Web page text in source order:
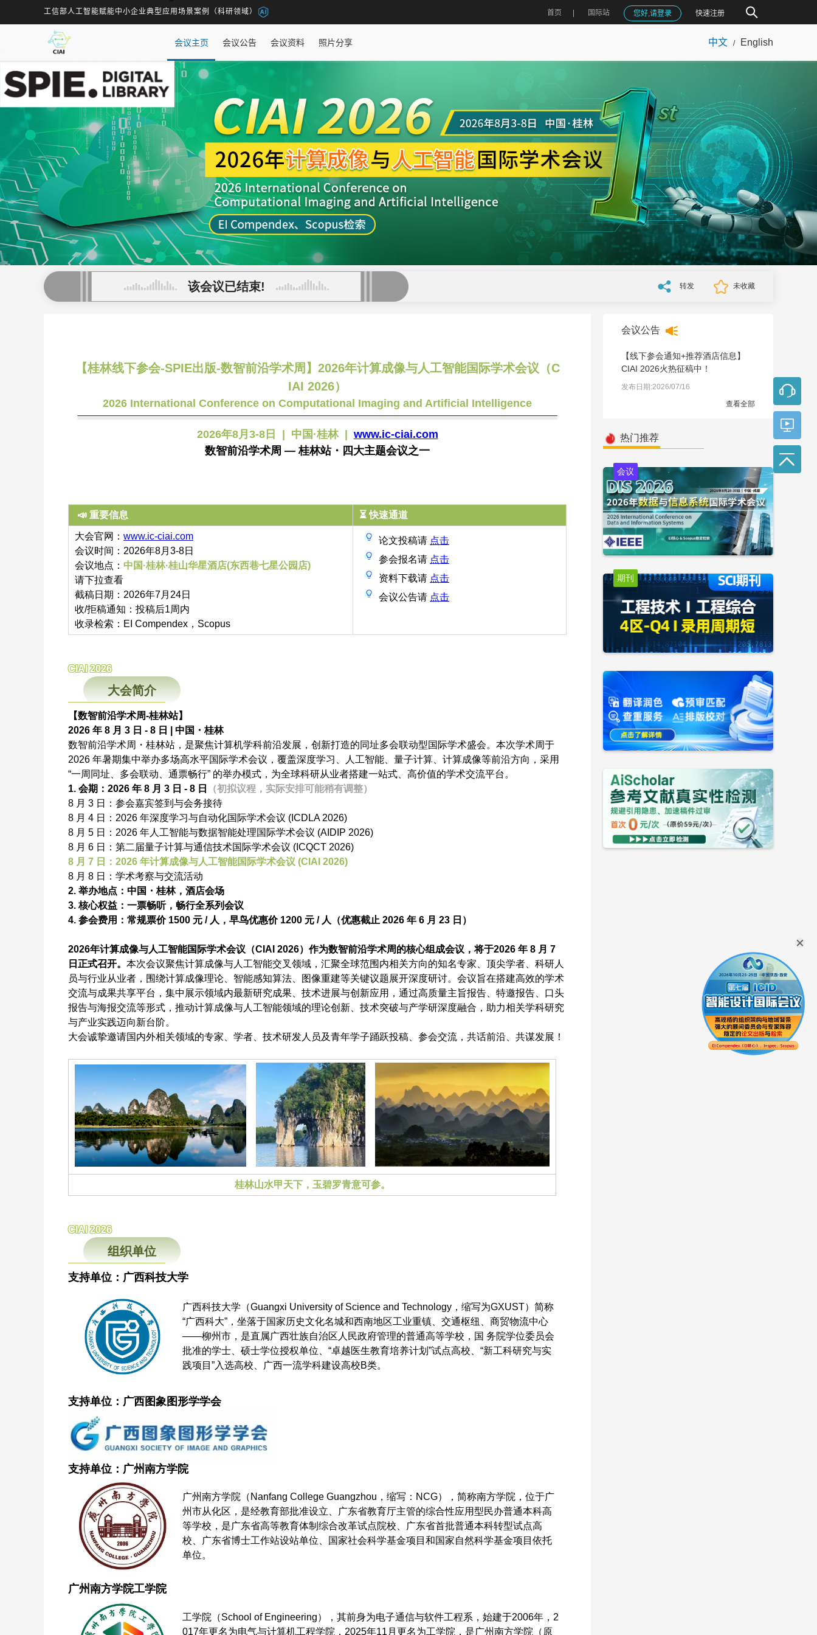
工信部人工智能赋能中小企业典型应用场景案例（科研领域） 首页 国际站 您好,请登录 快速注册
会议主页 会议公告 会议资料 照片分享 中文 / English
该会议已结束! 转发 未收藏
【桂林线下参会-SPIE出版-数智前沿学术周】2026年计算成像与人工智能国际学术会议（C
IAI 2026）
2026 International Conference on Computational Imaging and Artificial Intelligence
2026年8月3-8日 | 中国·桂林 | www.ic-ciai.com
数智前沿学术周 — 桂林站・四大主题会议之一
📣 重要信息 ⏳ 快速通道
大会官网： www.ic-ciai.com
会议时间：2026年8月3-8日
会议地点： 中国·桂林·桂山华星酒店(东西巷七星公园店)
请下拉查看
截稿日期：2026年7月24日
收/拒稿通知：投稿后1周内
收录检索：EI Compendex，Scopus
论文投稿请 点击
参会报名请 点击
资料下载请 点击
会议公告请 点击
CIAI 2026
大会简介
【数智前沿学术周-桂林站】
2026 年 8 月 3 日 - 8 日 | 中国・桂林
数智前沿学术周・桂林站，是聚焦计算机学科前沿发展，创新打造的同址多会联动型国际学术盛会。本次学术周于
2026 年暑期集中举办多场高水平国际学术会议，覆盖深度学习、人工智能、量子计算、计算成像等前沿方向，采用
“一周同址、多会联动、通票畅行” 的举办模式，为全球科研从业者搭建一站式、高价值的学术交流平台。
1. 会期：2026 年 8 月 3 日 - 8 日
（初拟议程，实际安排可能稍有调整）
8 月 3 日：参会嘉宾签到与会务接待
8 月 4 日：2026 年深度学习与自动化国际学术会议 (ICDLA 2026)
8 月 5 日：2026 年人工智能与数据智能处理国际学术会议 (AIDIP 2026)
8 月 6 日：第二届量子计算与通信技术国际学术会议 (ICQCT 2026)
8 月 7 日：2026 年计算成像与人工智能国际学术会议 (CIAI 2026)
8 月 8 日：学术考察与交流活动
2. 举办地点：中国・桂林，酒店会场
3. 核心权益：一票畅听，畅行全系列会议
4. 参会费用：常规票价 1500 元 / 人，早鸟优惠价 1200 元 / 人（优惠截止 2026 年 6 月 23 日）
2026年计算成像与人工智能国际学术会议（CIAI 2026）作为数智前沿学术周的核心组成会议，将于2026 年 8 月 7
日正式召开。 本次会议聚焦计算成像与人工智能交叉领域，汇聚全球范围内相关方向的知名专家、顶尖学者、科研人
员与行业从业者，围绕计算成像理论、智能感知算法、图像重建等关键议题展开深度研讨。会议旨在搭建高效的学术
交流与成果共享平台，集中展示领域内最新研究成果、技术进展与创新应用，通过高质量主旨报告、特邀报告、口头
报告与海报交流等形式，推动计算成像与人工智能领域的理论创新、技术突破与产学研深度融合，助力相关学科研究
与产业实践迈向新台阶。
大会诚挚邀请国内外相关领域的专家、学者、技术研发人员及青年学子踊跃投稿、参会交流，共话前沿、共谋发展！
桂林山水甲天下，玉碧罗青意可参。
CIAI 2026
组织单位
支持单位：广西科技大学
广西科技大学（Guangxi University of Science and Technology，缩写为GXUST）简称
“广西科大”，坐落于国家历史文化名城和西南地区工业重镇、交通枢纽、商贸物流中心
——柳州市，是直属广西壮族自治区人民政府管理的普通高等学校，国 务院学位委员会
批准的学士、硕士学位授权单位、“卓越医生教育培养计划”试点高校、“新工科研究与实
践项目”入选高校、广西一流学科建设高校B类。
支持单位：广西图象图形学学会
支持单位 ：广州南方学院
广州南方学院（Nanfang College Guangzhou，缩写：NCG），简称南方学院，位于广
州市从化区，是经教育部批准设立、广东省教育厅主管的综合性应用型民办普通本科高
等学校，是广东省高等教育体制综合改革试点院校、广东省首批普通本科转型试点高
校、广东省博士工作站设站单位、国家社会科学基金项目和国家自然科学基金项目依托
单位。
广州南方学院工学院
工学院（School of Engineering），其前身为电子通信与软件工程系，始建于2006年，2
017年更名为电气与计算机工程学院，2025年11月更名为工学院，是广州南方学院（原
会议公告
【线下参会通知+推荐酒店信息】
CIAI 2026火热征稿中！
发布日期:2026/07/16
查看全部
热门推荐
会议
期刊